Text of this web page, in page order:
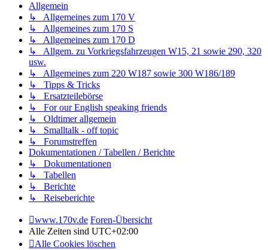
Allgemein
↳ Allgemeines zum 170 V
↳ Allgemeines zum 170 S
↳ Allgemeines zum 170 D
↳ Allgem. zu Vorkriegsfahrzeugen W15, 21 sowie 290, 320
usw.
↳ Allgemeines zum 220 W187 sowie 300 W186/189
↳ Tipps & Tricks
↳ Ersatzteilebörse
↳ For our English speaking friends
↳ Oldtimer allgemein
↳ Smalltalk - off topic
↳ Forumstreffen
Dokumentationen / Tabellen / Berichte
↳ Dokumentationen
↳ Tabellen
↳ Berichte
↳ Reiseberichte
www.170v.de Foren-Übersicht
Alle Zeiten sind UTC+02:00
Alle Cookies löschen